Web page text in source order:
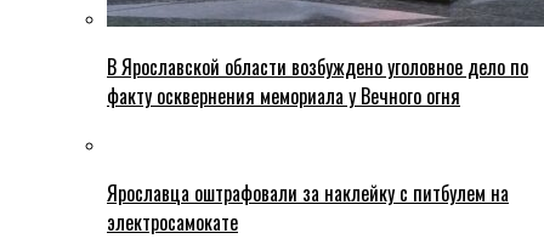
В Ярославской области возбуждено уголовное дело по
факту осквернения мемориала у Вечного огня
Ярославца оштрафовали за наклейку с питбулем на
электросамокате